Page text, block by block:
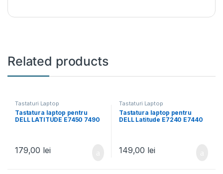
Related products
Tastaturi Laptop
Tastatura laptop pentru
DELL LATITUDE E7450 7490
E5450 iluminata dual
pointing UK
179,00 lei
Tastaturi Laptop
Tastatura laptop pentru
DELL Latitude E7240 E7440
149,00 lei